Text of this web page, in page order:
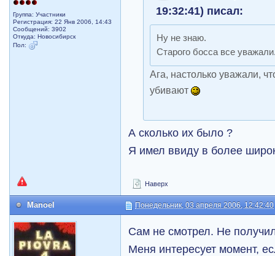
Группа: Участники
Регистрация: 22 Янв 2006, 14:43
Сообщений: 3902
Откуда: Новосибирск
Пол:
19:32:41) писал:
Ну не знаю.
Старого босса все
Ага, настолько уважали,
убивают
А сколько их было ?
Я имел ввиду в более
Наверх
Manoel Понедельник, 03 апреля 2006, 12:42:40
Сам не смотрел. Не
Меня интересует момент,